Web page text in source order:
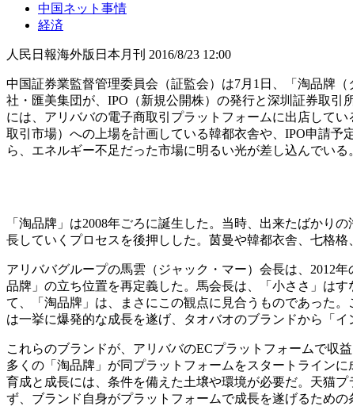
中国ネット事情
経済
人民日報海外版日本月刊 2016/8/23 12:00
中国証券業監督管理委員会（証監会）は7月1日、「淘品牌
社・匯美集団が、IPO（新規公開株）の発行と深圳証券取
には、アリババの電子商取引プラットフォームに出店して
取引市場）への上場を計画している韓都衣舎や、IPO申請
ら、エネルギー不足だった市場に明るい光が差し込んでいる
「淘品牌」は2008年ごろに誕生した。当時、出来たばかり
長していくプロセスを後押しした。茵曼や韓都衣舎、七格
アリババグループの馬雲（ジャック・マー）会長は、2012
品牌」の立ち位置を再定義した。馬会長は、「小ささ」は
て、「淘品牌」は、まさにこの観点に見合うものであった
は一挙に爆発的な成長を遂げ、タオバオのブランドから「
これらのブランドが、アリババのECプラットフォームで収
多くの「淘品牌」が同プラットフォームをスタートライン
育成と成長には、条件を備えた土壌や環境が必要だ。天猫
ず、ブランド自身がプラットフォームで成長を遂げるための